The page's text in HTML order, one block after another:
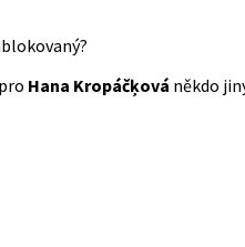
Hana Kropáčķová někdo